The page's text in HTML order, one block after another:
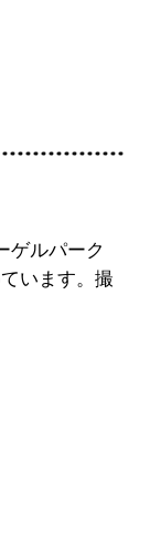
ゲルパーク
います。撮